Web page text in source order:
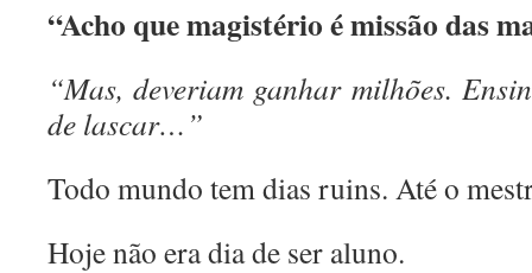
“Acho que magistério é missão das
“Mas, deveriam ganhar milhões.
de lascar…”
Todo mundo tem dias ruins. Até o
Hoje não era dia de ser aluno.